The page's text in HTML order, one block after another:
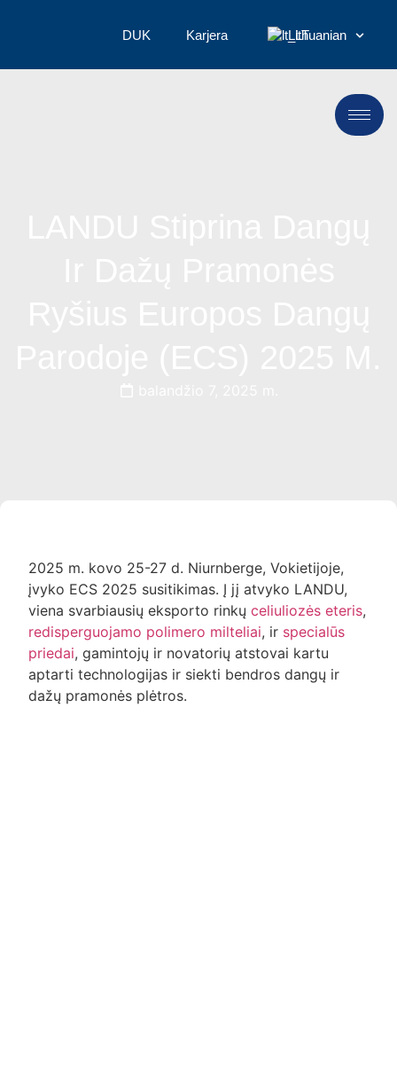
DUK Karjera Lithuanian
2025 m. kovo 25-27 d. Niurnberge, Vokietijoje,
įvyko ECS 2025 susitikimas. Į jį atvyko LANDU,
viena svarbiausių eksporto rinkų celiuliozės eteris,
redisperguojamo polimero milteliai, ir specialūs
priedai, gamintojų ir novatorių atstovai kartu
aptarti technologijas ir siekti bendros dangų ir
dažų pramonės plėtros.